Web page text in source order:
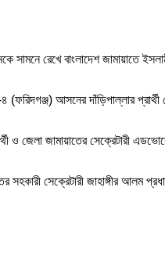
সামনে রেখে বাংলাদেশ জামায়াতে
আসনের দাঁড়িপাল্লার
ও জেলা জামায়াতের সেক্রেটারী
সহকারী সেক্রেটারী জাহাঙ্গীর আলম